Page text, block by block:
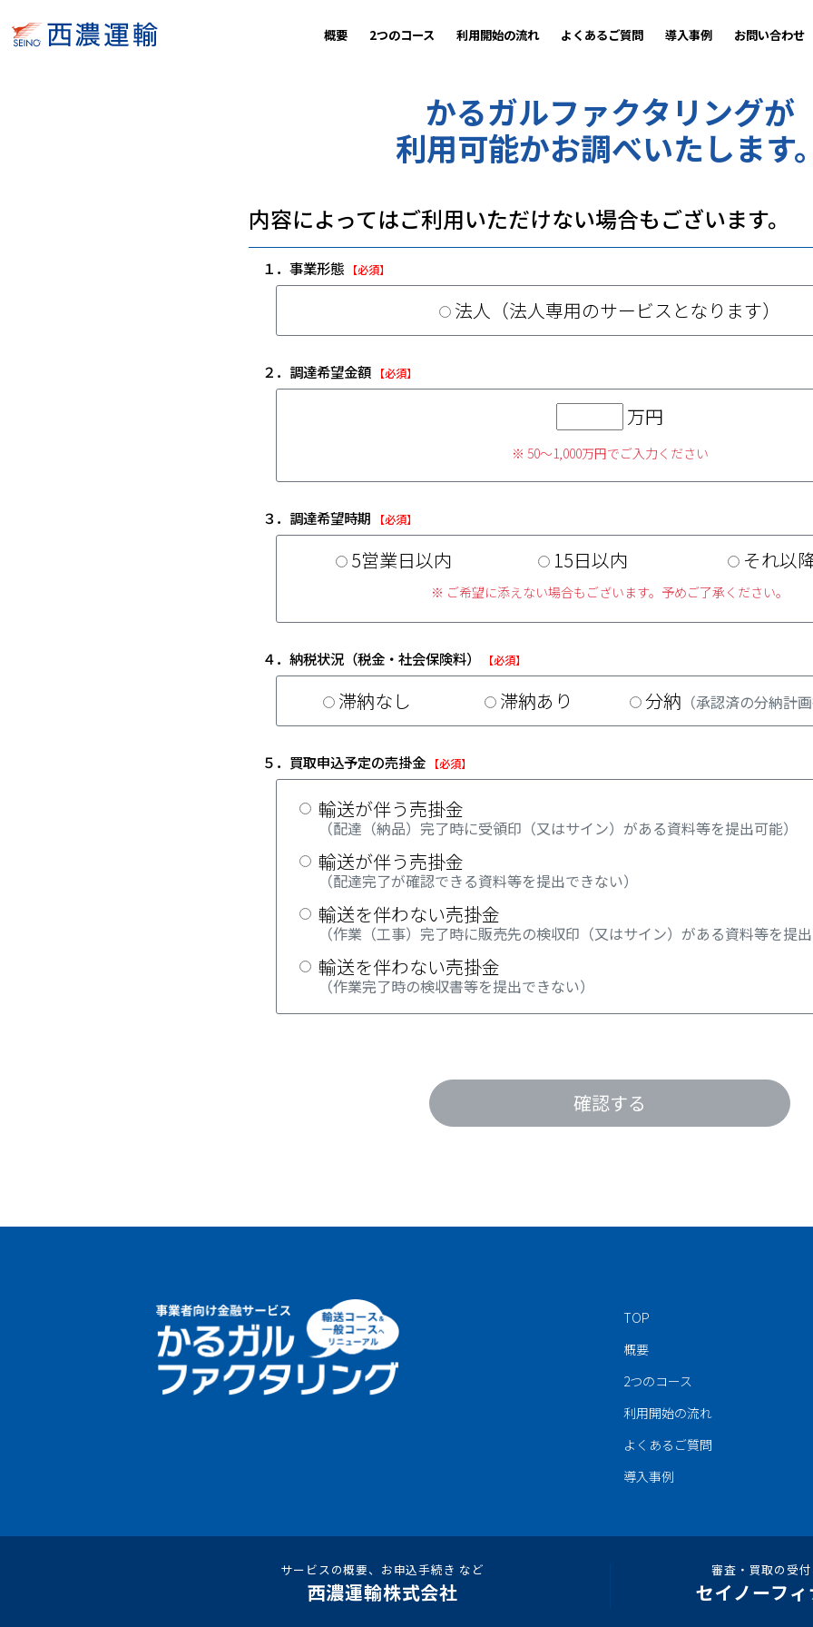
概要 2つのコース 利用開始の流れ よくあるご質問 導入事例 お問い合わせ
かるガルファクタリングが
利用可能かお調べいたします
内容によってはご利用いただけない場合もございます。
１．事業形態 【必須】
法人（法人専用のサービスとなります）
２．調達希望金額 【必須】
万円
※ 50～1,000万円でご入力ください
３．調達希望時期 【必須】
5営業日以内 15日以内 それ以
※ ご希望に添えない場合もございます。予めご了承ください。
４．納税状況（税金・社会保険料） 【必須】
滞納なし 滞納あり 分納 （承認済の分納計
５．買取申込予定の売掛金 【必須】
輸送が伴う売掛金
（配達（納品）完了時に受領印（又はサイン）がある資料等を提出可能）
輸送が伴う売掛金
（配達完了が確認できる資料等を提出できない）
輸送を伴わない売掛金
（作業（工事）完了時に販売先の検収印（又はサイン）がある資料等を提
輸送を伴わない売掛金
（作業完了時の検収書等を提出できない）
TOP
概要
2つのコース
利用開始の流れ
よくあるご質問
導入事例
サービスの概要、お申込手続き など
西濃運輸株式会社
審査・買取の受
セイノーフ